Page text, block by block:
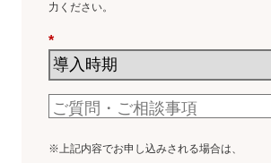
力ください。
*
※上記内容でお申し込みされる場合は、